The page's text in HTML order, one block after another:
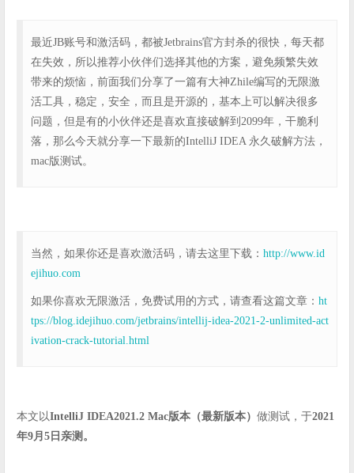
最近JB账号和激活码，都被Jetbrains官方封杀的很快，每天都
在失效，所以推荐小伙伴们选择其他的方案，避免频繁失效
带来的烦恼，前面我们分享了一篇有大神Zhile编写的无限激
活工具，稳定，安全，而且是开源的，基本上可以解决很多
问题，但是有的小伙伴还是喜欢直接破解到2099年，干脆利
落，那么今天就分享一下最新的IntelliJ IDEA 永久破解方法，
mac版测试。
当然，如果你还是喜欢激活码，请去这里下载： http://www.id
ejihuo.com
如果你喜欢无限激活，免费试用的方式，请查看这篇文章： ht
tps://blog.idejihuo.com/jetbrains/intellij-idea-2021-2-unlimited-act
ivation-crack-tutorial.html
本文以IntelliJ IDEA2021.2 Mac版本（最新版本） 做测试，于2021
年9月5日亲测。